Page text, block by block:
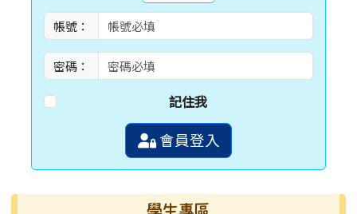
帳號：
密碼：
記住我
會員登入